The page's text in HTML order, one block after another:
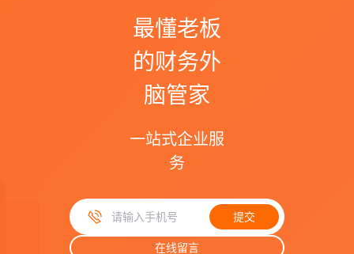
最懂老板
的财务外
脑管家
一站式企业服
务
手机号码
提交
在线留言